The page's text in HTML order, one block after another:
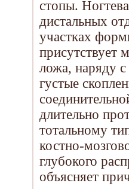
стопы.
дистальных
участках
присутствует
ложа, наряду
густые
длительно
тотальному
костно-
глубокого
объясняет